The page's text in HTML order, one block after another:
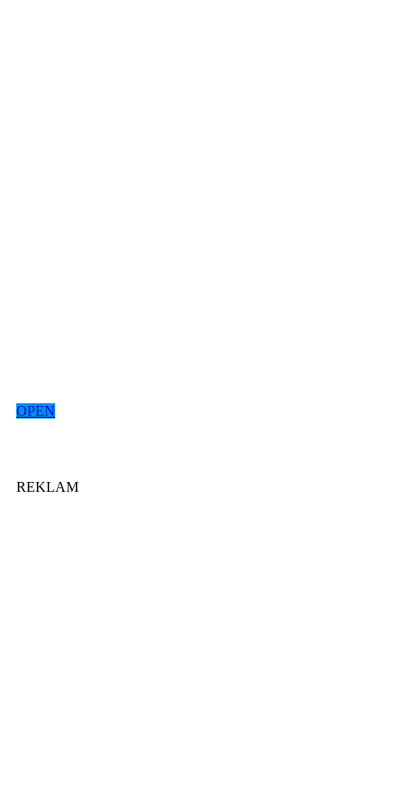
OPEN
REKLAM